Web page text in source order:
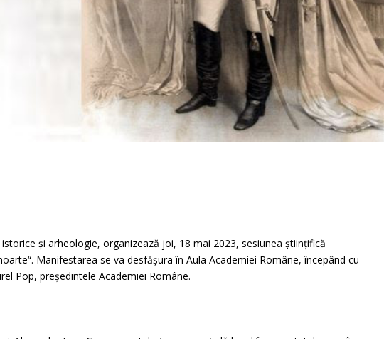
și arheologie, organizează joi, 18 mai 2023, sesiunea științifică
Manifestarea se va desfășura în Aula Academiei Române, începând cu
Pop, președintele Academiei Române.